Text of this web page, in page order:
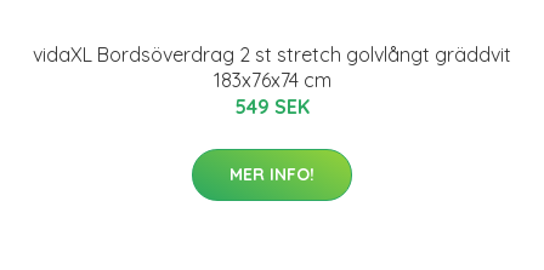
vidaXL Bordsöverdrag 2 st stretch golvlångt gräddvit
183x76x74 cm
549 SEK
MER INFO!